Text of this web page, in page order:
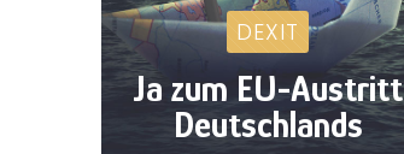
DEXIT
Ja zum EU-Austritt
Deutschlands